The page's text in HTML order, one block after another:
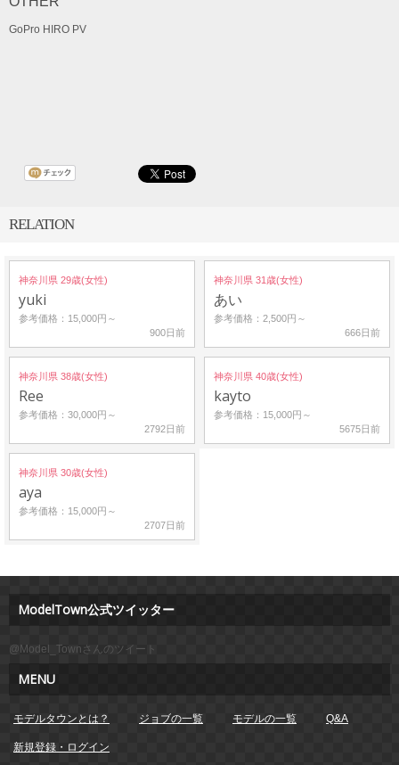
GoPro HIRO PV
RELATION
神奈川県 29歳(女性)
yuki
参考価格：15,000円～
900日前
神奈川県 31歳(女性)
あい
参考価格：2,500円～
666日前
神奈川県 38歳(女性)
Ree
参考価格：30,000円～
2792日前
神奈川県 40歳(女性)
kayto
参考価格：15,000円～
5675日前
神奈川県 30歳(女性)
aya
参考価格：15,000円～
2707日前
ModelTown公式ツイッター
@Model_Townさんのツイート
MENU
モデルタウンとは？ ジョブの一覧 モデルの一覧 Q&A
新規登録・ログイン